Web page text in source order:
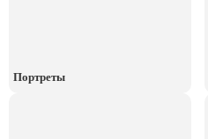
Портреты